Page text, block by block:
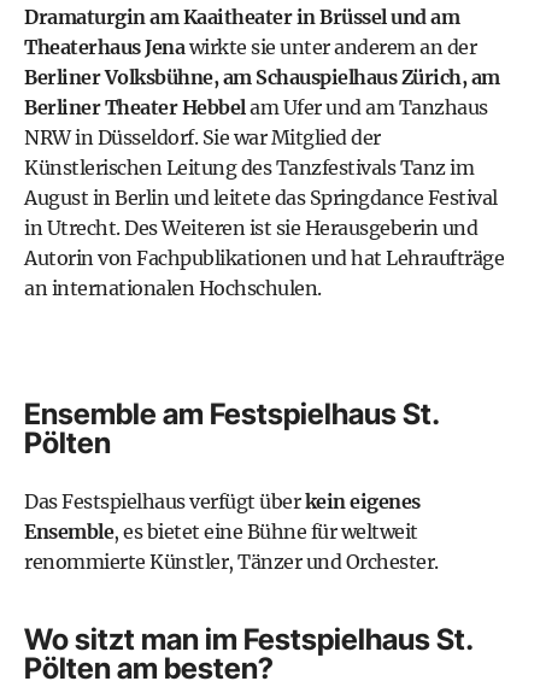
Dramaturgin am Kaaitheater in Brüssel und am
Theaterhaus Jena wirkte sie unter anderem an der
Berliner Volksbühne, am Schauspielhaus Zürich, am
Berliner Theater Hebbel am Ufer und am Tanzhaus
NRW in Düsseldorf. Sie war Mitglied der
Künstlerischen Leitung des Tanzfestivals Tanz im
August in Berlin und leitete das Springdance Festival
in Utrecht. Des Weiteren ist sie Herausgeberin und
Autorin von Fachpublikationen und hat Lehraufträge
an internationalen Hochschulen.
Ensemble am Festspielhaus St.
Pölten
Das Festspielhaus verfügt überkein eigenes
Ensemble, es bietet eine Bühne für weltweit
renommierte Künstler, Tänzer und Orchester.
Wo sitzt man im Festspielhaus St.
Pölten am besten?